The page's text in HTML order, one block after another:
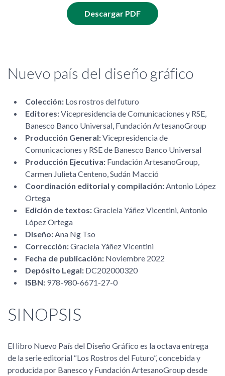
Descargar PDF
Nuevo país del diseño gráfico
Colección: Los rostros del futuro
Editores:Vicepresidencia de Comunicaciones y RSE,
Banesco Banco Universal, Fundación ArtesanoGroup
Producción General:Vicepresidencia de
Comunicaciones y RSE de Banesco Banco Universal
Producción Ejecutiva: Fundación ArtesanoGroup,
Carmen Julieta Centeno, Sudán Macció
Coordinación editorial y compilación: Antonio López
Ortega
Edición de textos:Graciela Yáñez Vicentini, Antonio
López Ortega
Diseño: Ana Ng Tso
Corrección:Graciela Yáñez Vicentini
Fecha de publicación: Noviembre 2022
Depósito Legal: DC202000320
ISBN: 978-980-6671-27-0
SINOPSIS
El libro Nuevo País del Diseño Gráfico es la octava entrega
de la serie editorial “Los Rostros del Futuro”, concebida y
producida por Banesco y Fundación ArtesanoGroup desde